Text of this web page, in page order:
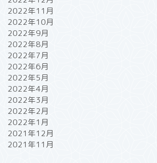
2022年11月
2022年10月
2022年9月
2022年8月
2022年7月
2022年6月
2022年5月
2022年4月
2022年3月
2022年2月
2022年1月
2021年12月
2021年11月